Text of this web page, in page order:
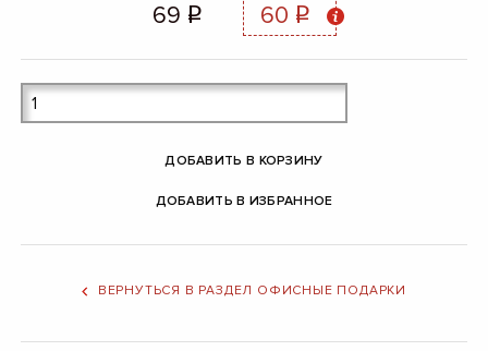
69 q 60 q
ДОБАВИТЬ В КОРЗИНУ
ДОБАВИТЬ В ИЗБРАННОЕ
ВЕРНУТЬСЯ В РАЗДЕЛ ОФИСНЫЕ ПОДАРКИ